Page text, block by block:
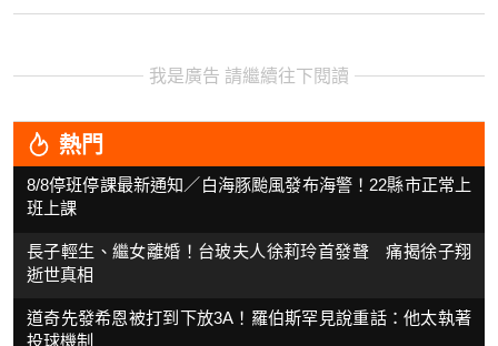
我是廣告 請繼續往下閱讀
熱門
8/8停班停課最新通知／白海豚颱風發布海警！22縣市正常上
班上課
長子輕生、繼女離婚！台玻夫人徐莉玲首發聲 痛揭徐子翔
逝世真相
道奇先發希恩被打到下放3A！羅伯斯罕見說重話：他太執著
投球機制